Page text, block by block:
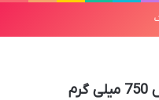
ویژگی های قرص گلوکزامین پلاس 750 میلی گرم